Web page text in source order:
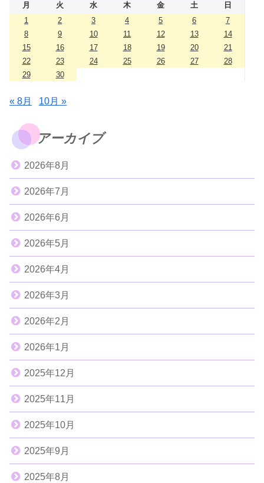
月 火 水 木 金 土
日
1
2 3 4 5 6
7
8
9 10 11 12 13
14
15
16 17 18 19 20
21
22
23 24 25 26 27
28
29
30
« 8月 10月 »
アーカイブ
2026年8月
2026年7月
2026年6月
2026年5月
2026年4月
2026年3月
2026年2月
2026年1月
2025年12月
2025年11月
2025年10月
2025年9月
2025年8月